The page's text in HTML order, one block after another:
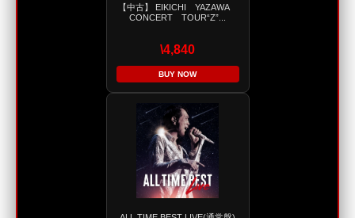
【中古】 EIKICHI YAZAWA
CONCERT TOUR“Z”...
\4,840
BUY NOW